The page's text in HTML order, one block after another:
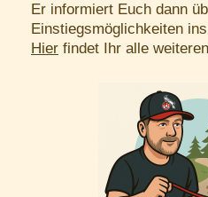
Er informiert Euch dann
Einstiegsmöglichkeiten
Hier findet Ihr alle